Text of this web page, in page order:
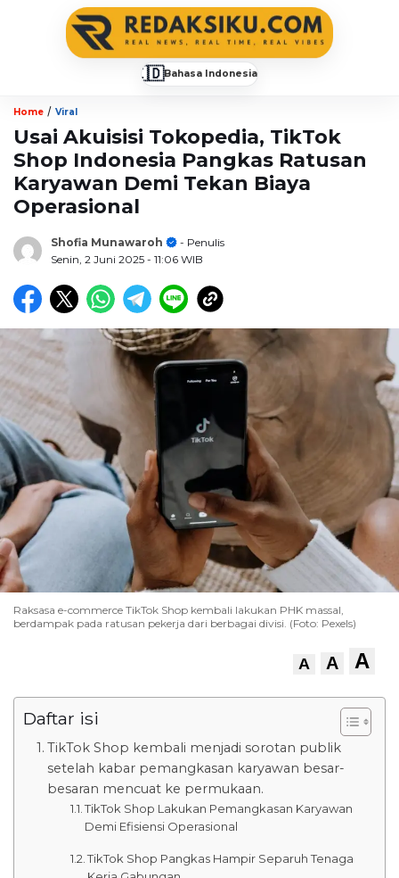
🇮🇩Bahasa Indonesia
Home / Viral
Usai Akuisisi Tokopedia, TikTok
Shop Indonesia Pangkas Ratusan
Karyawan Demi Tekan Biaya
Operasional
Shofia Munawaroh
- Penulis
Senin, 2 Juni 2025 - 11:06 WIB
Raksasa e-commerce TikTok Shop kembali lakukan PHK massal,
berdampak pada ratusan pekerja dari berbagai divisi. (Foto: Pexels)
A A A
Daftar isi
TikTok Shop kembali menjadi sorotan publik
setelah kabar pemangkasan karyawan besar-
besaran mencuat ke permukaan.
TikTok Shop Lakukan Pemangkasan Karyawan
Demi Efisiensi Operasional
TikTok Shop Pangkas Hampir Separuh Tenaga